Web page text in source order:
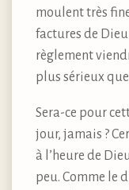
moulent très
factures de
règlement
plus sérieux
Sera-ce pour
jour, jamais ?
à l’heure de
peu. Comme le